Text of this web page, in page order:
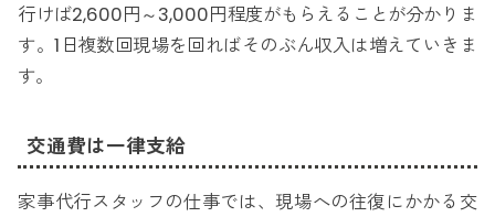
行けば2,600円～3,000円程度がもらえることが分かりま
す。1日複数回現場を回ればそのぶん収入は増えていきま
す。
交通費は一律支給
家事代行スタッフの仕事では、現場への往復にかかる交